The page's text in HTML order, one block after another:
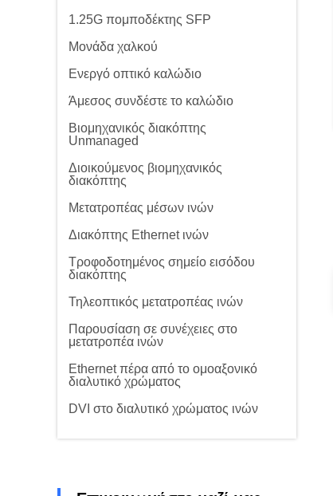
1.25G πομποδέκτης SFP
Μονάδα χαλκού
Ενεργό οπτικό καλώδιο
Άμεσος συνδέστε το καλώδιο
Βιομηχανικός διακόπτης
Unmanaged
Διοικούμενος βιομηχανικός
διακόπτης
Μετατροπέας μέσων ινών
Διακόπτης Ethernet ινών
Τροφοδοτημένος σημείο εισόδου
διακόπτης
Τηλεοπτικός μετατροπέας ινών
Παρουσίαση σε συνέχειες στο
μετατροπέα ινών
Ethernet πέρα από το ομοαξονικό
διαλυτικό χρώματος
DVI στο διαλυτικό χρώματος ινών